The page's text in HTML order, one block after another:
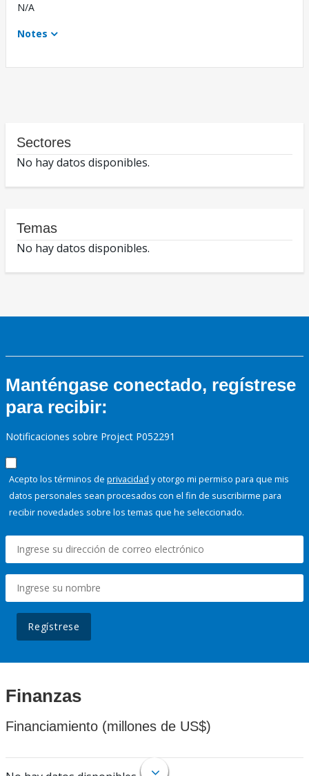
N/A
Notes
Sectores
No hay datos disponibles.
Temas
No hay datos disponibles.
Manténgase conectado, regístrese
para recibir:
Notificaciones sobre Project P052291
Acepto los términos de privacidad y otorgo mi permiso para que mis
datos personales sean procesados con el fin de suscribirme para
recibir novedades sobre los temas que he seleccionado.
Regístrese
Finanzas
Financiamiento (millones de US$)